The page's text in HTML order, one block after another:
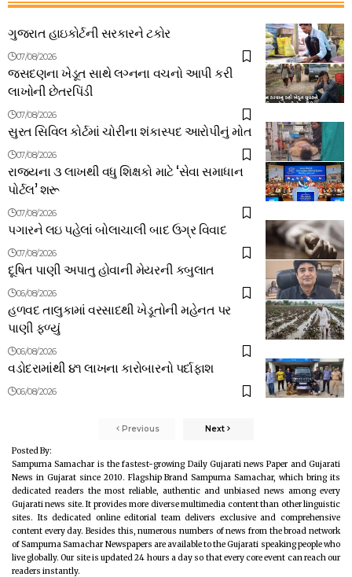
ગુજરાત હાઇકોર્ટની સરકારને ટકોર
07/08/2026
જસદણના ખેડૂત સાથે લગ્નના વચનો આપી કરી
લાખોની છેતરપિંડી
07/08/2026
સુરત સિવિલ કોર્ટમાં ચોરીના શંકાસ્પદ આરોપીનું મોત
07/08/2026
રાજ્યના ૩ લાખથી વધુ શિક્ષકો માટે ‘સેવા સમાધાન
પોર્ટલ’ શરૂ
07/08/2026
પગારને લઇ પહેલાં બોલાચાલી બાદ ઉગ્ર વિવાદ
07/08/2026
દૂષિત પાણી અપાતુ હોવાની મેયરની કબુલાત
06/08/2026
હળવદ તાલુકામાં વરસાદથી ખેડૂતોની મહેનત પર
પાણી ફળ્યું
06/08/2026
વડોદરામાંથી ૪૧ લાખના કારોબારનો પર્દાફાશ
06/08/2026
Previous Next
Posted By:
Sampurna Samachar is the fastest-growing Daily Gujarati news Paper and Gujarati
News in Gujarat since 2010. Flagship Brand Sampurna Samachar, which bring its
dedicated readers the most reliable, authentic and unbiased news among every
Gujarati news site. It provides more diverse multimedia content than other linguistic
sites. Its dedicated online editorial team delivers exclusive and comprehensive
content every day. Besides this, numerous numbers of news from the broad network
of Sampurna Samachar Newspapers are available to the Gujarati speaking people who
live globally. Our site is updated 24 hours a day so that every core event can reach our
readers instantly.